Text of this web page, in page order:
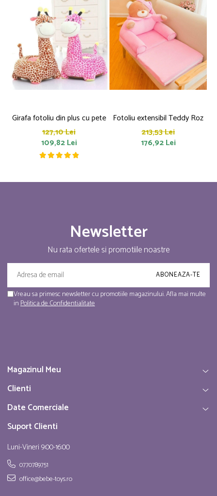
Girafa fotoliu din plus cu pete
127,10 Lei
109,82 Lei
Fotoliu extensibil Teddy Roz
213,53 Lei
176,92 Lei
Newsletter
Nu rata ofertele si promotiile noastre
Vreau sa primesc newsletter cu promotiile magazinului. Afla mai multe
inPolitica de Confidentialitate
Magazinul Meu
Clienti
Date Comerciale
Suport Clienti
Luni-Vineri 9:00-16:00
0770789751
office@bebe-toys.ro